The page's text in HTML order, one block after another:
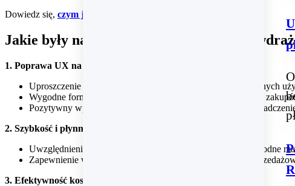
Dowiedz się, czym jest PWA
Jakie były najważniejsze założenia przy
1. Poprawa UX na każdym etapie ścieżki zakupowej:
Uproszczenie procesu zakupowego, zwłaszcza dla zalogowanych
Wygodne formularze i efektywne CTA poprawiające komfort
Pozytywny wpływ na wizerunek marki poprzez lepsze
2. Szybkość i płynność interakcji:
Uwzględnienie szerokiego asortymentu obejmującego różnorodne
Zapewnienie wydajności i niezawodności sklepu podczas
3. Efektywność kosztowa: